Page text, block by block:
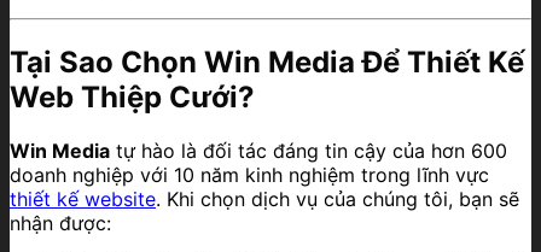
Tại Sao Chọn Win Media Để Thiết Kế
Web Thiệp Cưới?
Win Media tự hào là đối tác đáng tin cậy của hơn 600
doanh nghiệp với 10 năm kinh nghiệm trong lĩnh vực
thiết kế website. Khi chọn dịch vụ của chúng tôi, bạn sẽ
nhận được: